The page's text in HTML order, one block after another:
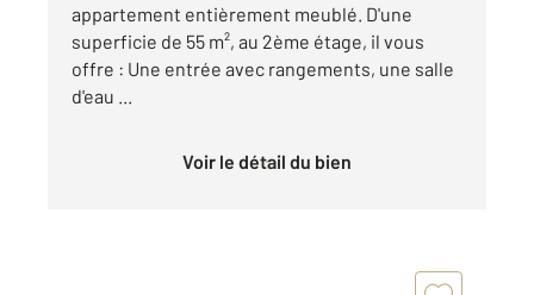
appartement entièrement meublé. D'une
superficie de 55 m², au 2ème étage, il vous
offre : Une entrée avec rangements, une salle
d'eau ...
Voir le détail du bien